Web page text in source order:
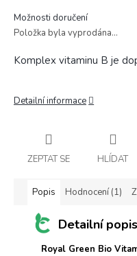
Možnosti doručení
Položka byla vyprodána…
Komplex vitaminu B je
Detailní informace
ZEPTAT SE HLÍDAT
Popis Hodnocení (1)
Detailní
Royal Green Bio